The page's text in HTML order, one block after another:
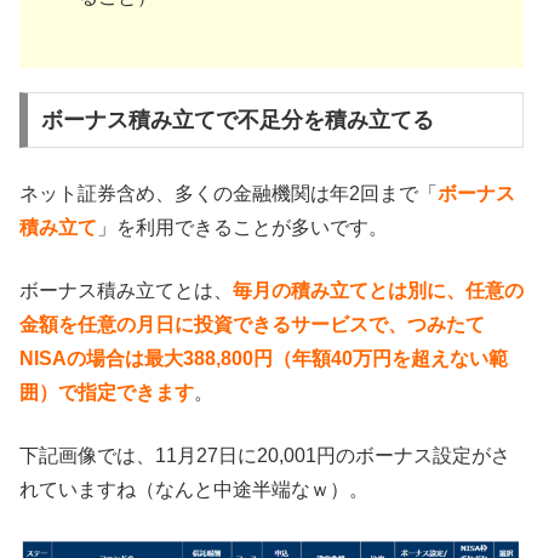
ボーナス積み立てで不足分を積み立てる
ネット証券含め、多くの金融機関は年2回まで「 ボーナス
積み立て 」を利用できることが多いです。
ボーナス積み立てとは、 毎月の積み立てとは別に、任意の
金額を任意の月日に投資できるサービスで、つみたて
NISAの場合は最大388,800円（年額40万円を超えない範
囲）で指定できます。
下記画像では、11月27日に20,001円のボーナス設定がさ
れていますね（なんと中途半端なｗ）。